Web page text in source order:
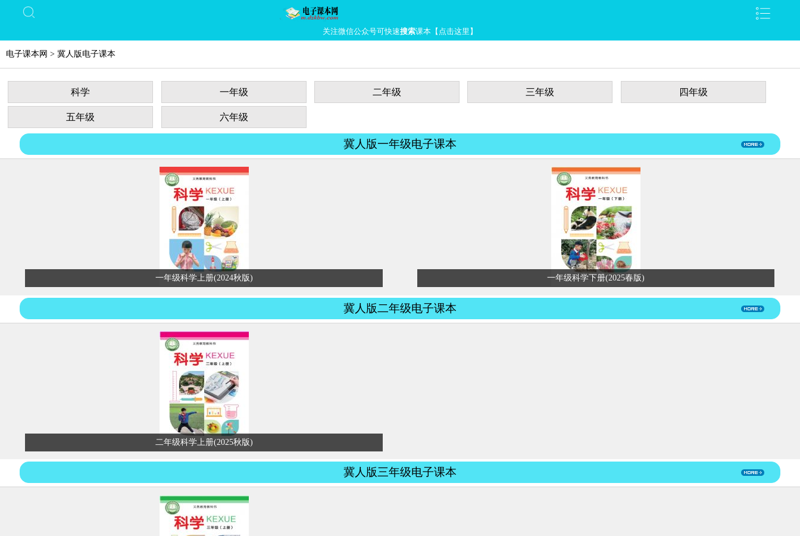
关注微信公众号可快速搜索课本【点击这里】
电子课本网 > 冀人版电子课本
科学 一年级 二年级 三年级 四年级
五年级 六年级
冀人版一年级电子课本
一年级科学上册(2024秋版) 一年级科学下册(2025春版)
冀人版二年级电子课本
二年级科学上册(2025秋版)
冀人版三年级电子课本